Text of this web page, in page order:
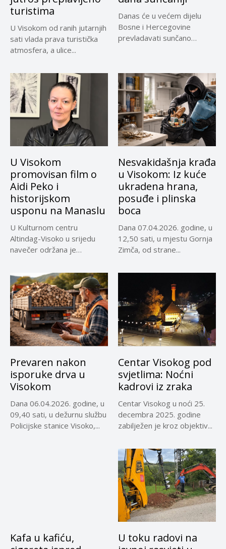
turistima
U Visokom od ranih jutarnjih
sati vlada prava turistička
atmosfera, a ulice...
Danas će u većem dijelu
Bosne i Hercegovine
prevladavati sunčano
U Visokom
promovisan film o
Aidi Peko i
historijskom
usponu na Manaslu
U Kulturnom centru
Altindag-Visoko u srijedu
navečer održana je
Nesvakidašnja krađa
u Visokom: Iz kuće
ukradena hrana,
posuđe i plinska
boca
Dana 07.04.2026. godine, u
12,50 sati, u mjestu Gornja
Zimča, od strane...
Prevaren nakon
isporuke drva u
Visokom
Dana 06.04.2026. godine, u
09,40 sati, u dežurnu službu
Policijske stanice Visoko,...
Centar Visokog pod
svjetlima: Noćni
kadrovi iz zraka
Centar Visokog u noći 25.
decembra 2025. godine
zabilježen je kroz objektiv...
Kafa u kafiću,
U toku radovi na